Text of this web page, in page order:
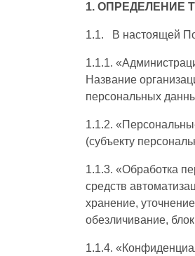
1. ОПРЕДЕЛЕНИЕ
1.1. В настоящей
1.1.1.
Название
персональных
1.1.2.
(субъекту
1.1.3. «Обработка
средств
хранение,
обезличивание,
1.1.4.